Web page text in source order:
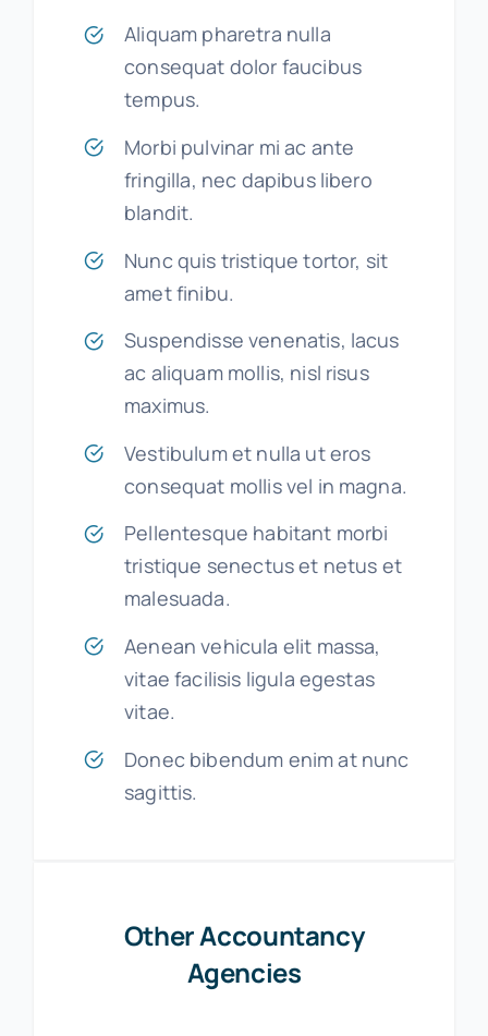
Aliquam pharetra nulla
consequat dolor faucibus
tempus.
Morbi pulvinar mi ac ante
fringilla, nec dapibus libero
blandit.
Nunc quis tristique tortor, sit
amet finibu.
Suspendisse venenatis, lacus
ac aliquam mollis, nisl risus
maximus.
Vestibulum et nulla ut eros
consequat mollis vel in magna.
Pellentesque habitant morbi
tristique senectus et netus et
malesuada.
Aenean vehicula elit massa,
vitae facilisis ligula egestas
vitae.
Donec bibendum enim at nunc
sagittis.
Other Accountancy
Agencies